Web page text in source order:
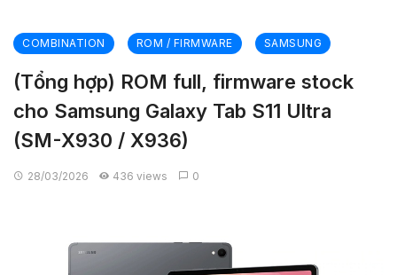
COMBINATION ROM / FIRMWARE SAMSUNG
(Tổng hợp) ROM full, firmware stock
cho Samsung Galaxy Tab S11 Ultra
(SM-X930 / X936)
28/03/2026 436 views 0